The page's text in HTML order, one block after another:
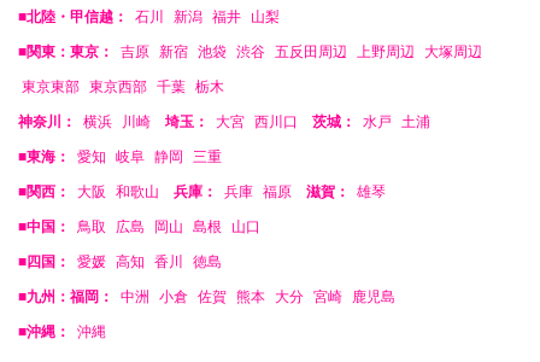
■北陸・甲信越： 石川 新潟 福井 山梨
■関東：東京： 吉原 新宿 池袋 渋谷 五反田周辺 上野周辺 大塚周辺
東京東部 東京西部 千葉 栃木
神奈川： 横浜 川崎 埼玉： 大宮 西川口 茨城： 水戸 土浦
■東海： 愛知 岐阜 静岡 三重
■関西： 大阪 和歌山 兵庫： 兵庫 福原 滋賀： 雄琴
■中国： 鳥取 広島 岡山 島根 山口
■四国： 愛媛 高知 香川 徳島
■九州：福岡： 中洲 小倉 佐賀 熊本 大分 宮崎 鹿児島
■沖縄： 沖縄